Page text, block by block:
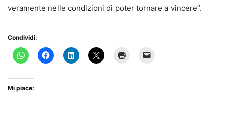
veramente nelle condizioni di poter tornare a vincere”.
Condividi:
Mi piace: